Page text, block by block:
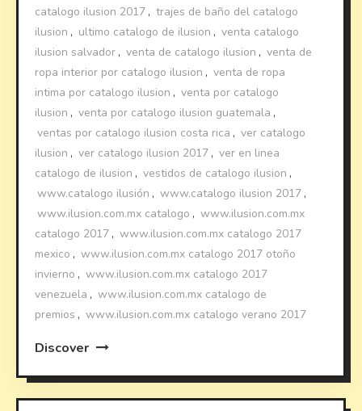
catalogo ilusion 2017 , trajes de baño del catalogo
ilusion , ultimo catalogo de ilusion , venta catalogo
ilusion salvador , venta de catalogo ilusion , venta de
ropa interior por catalogo ilusion , venta de ropa
intima por catalogo ilusion , venta por catalogo
ilusion , venta por catalogo ilusion guatemala ,
ventas por catalogo ilusion costa rica , ver catalogo
ilusion , ver catalogo ilusion 2017 , ver en linea
catalogo de ilusion , vestidos de catalogo ilusion ,
www.catalogo ilusión , www.catalogo ilusion 2017 ,
www.ilusion.com.mx catalogo , www.ilusion.com.mx
catalogo 2017 , www.ilusion.com.mx catalogo 2017
mexico , www.ilusion.com.mx catalogo 2017 otoño
invierno , www.ilusion.com.mx catalogo 2017
venezuela , www.ilusion.com.mx catalogo de
premios , www.ilusion.com.mx catalogo verano 2017
Discover